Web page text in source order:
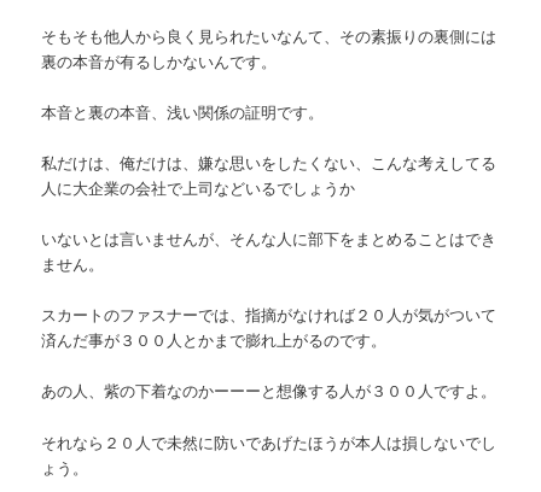
そもそも他人から良く見られたいなんて、その素振りの裏側には
裏の本音が有るしかないんです。
本音と裏の本音、浅い関係の証明です。
私だけは、俺だけは、嫌な思いをしたくない、こんな考えしてる
人に大企業の会社で上司などいるでしょうか
いないとは言いませんが、そんな人に部下をまとめることはでき
ません。
スカートのファスナーでは、指摘がなければ２０人が気がついて
済んだ事が３００人とかまで膨れ上がるのです。
あの人、紫の下着なのかーーーと想像する人が３００人ですよ。
それなら２０人で未然に防いであげたほうが本人は損しないでし
ょう。